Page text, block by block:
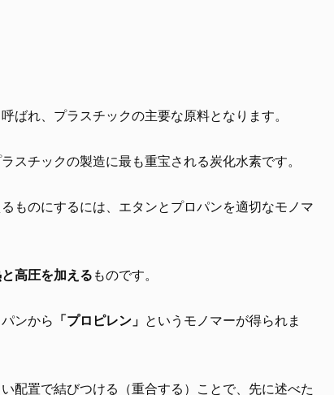
呼ばれ、プラスチックの主要な原料となります。
スチックの製造に最も重宝される炭化水素です。
ものにするには、エタンとプロパンを適切なモノマ
高圧を加えるものです。
ンから 「プロピレン」 というモノマーが得られま
配置で結びつける（重合する）ことで、先に述べた